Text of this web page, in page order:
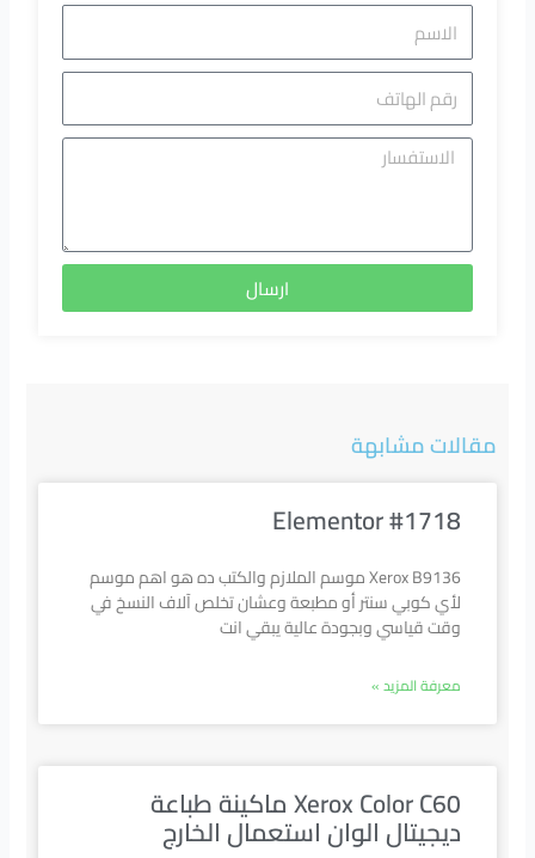
الاسم
رقم
الهاتف
الاستفسا
ارسال
مقالات مشابهة
Elementor #1718
Xerox B9136 موسم الملازم والكتب ده هو اهم موسم
لأي كوبي سنتر أو مطبعة وعشان تخلص آلاف النسخ في
وقت قياسي وبجودة عالية يبقي انت
معرفة المزيد »
Xerox Color C60 ماكينة طباعة
ديجيتال الوان استعمال الخارج